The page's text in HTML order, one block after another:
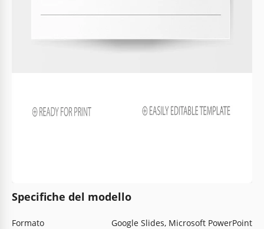
Specifiche del modello
Formato
Google Slides, Microsoft PowerPoint